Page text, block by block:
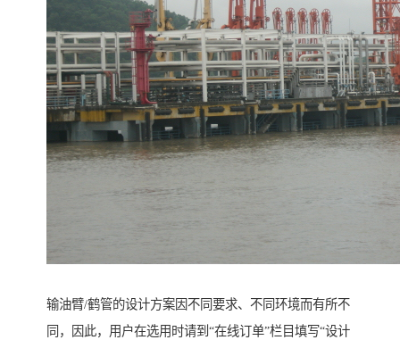
输油臂/鹤管的设计方案因不同要求、不同环境而有所不
同，因此，用户在选用时请到“在线订单”栏目填写“设计